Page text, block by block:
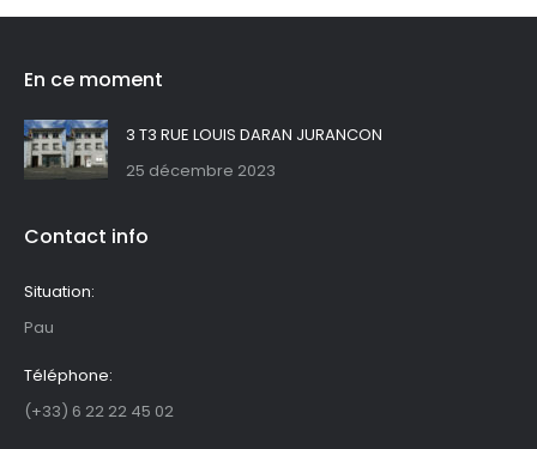
En ce moment
3 T3 RUE LOUIS DARAN JURANCON
25 décembre 2023
Contact info
Situation:
Pau
Téléphone:
(+33) 6 22 22 45 02